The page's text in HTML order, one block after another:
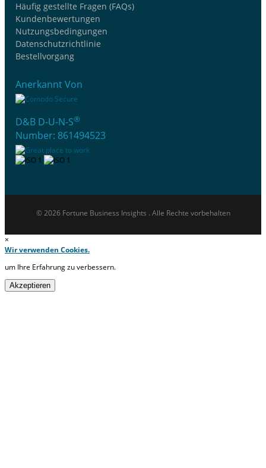
Häufig gestellte Fragen (FAQs)
Kundenbewertungen
Nutzungsbedingungen
Datenschutzrichtlinie
Bestellvorgang
Anerkannt Von
D&B D-U-N-S®
Number: 861494523
© 2026 Fortune Business Insights . Alle Rechte vorbehalten
×
Wir verwenden Cookies.
um Ihre Erfahrung zu verbessern.
Akzeptieren